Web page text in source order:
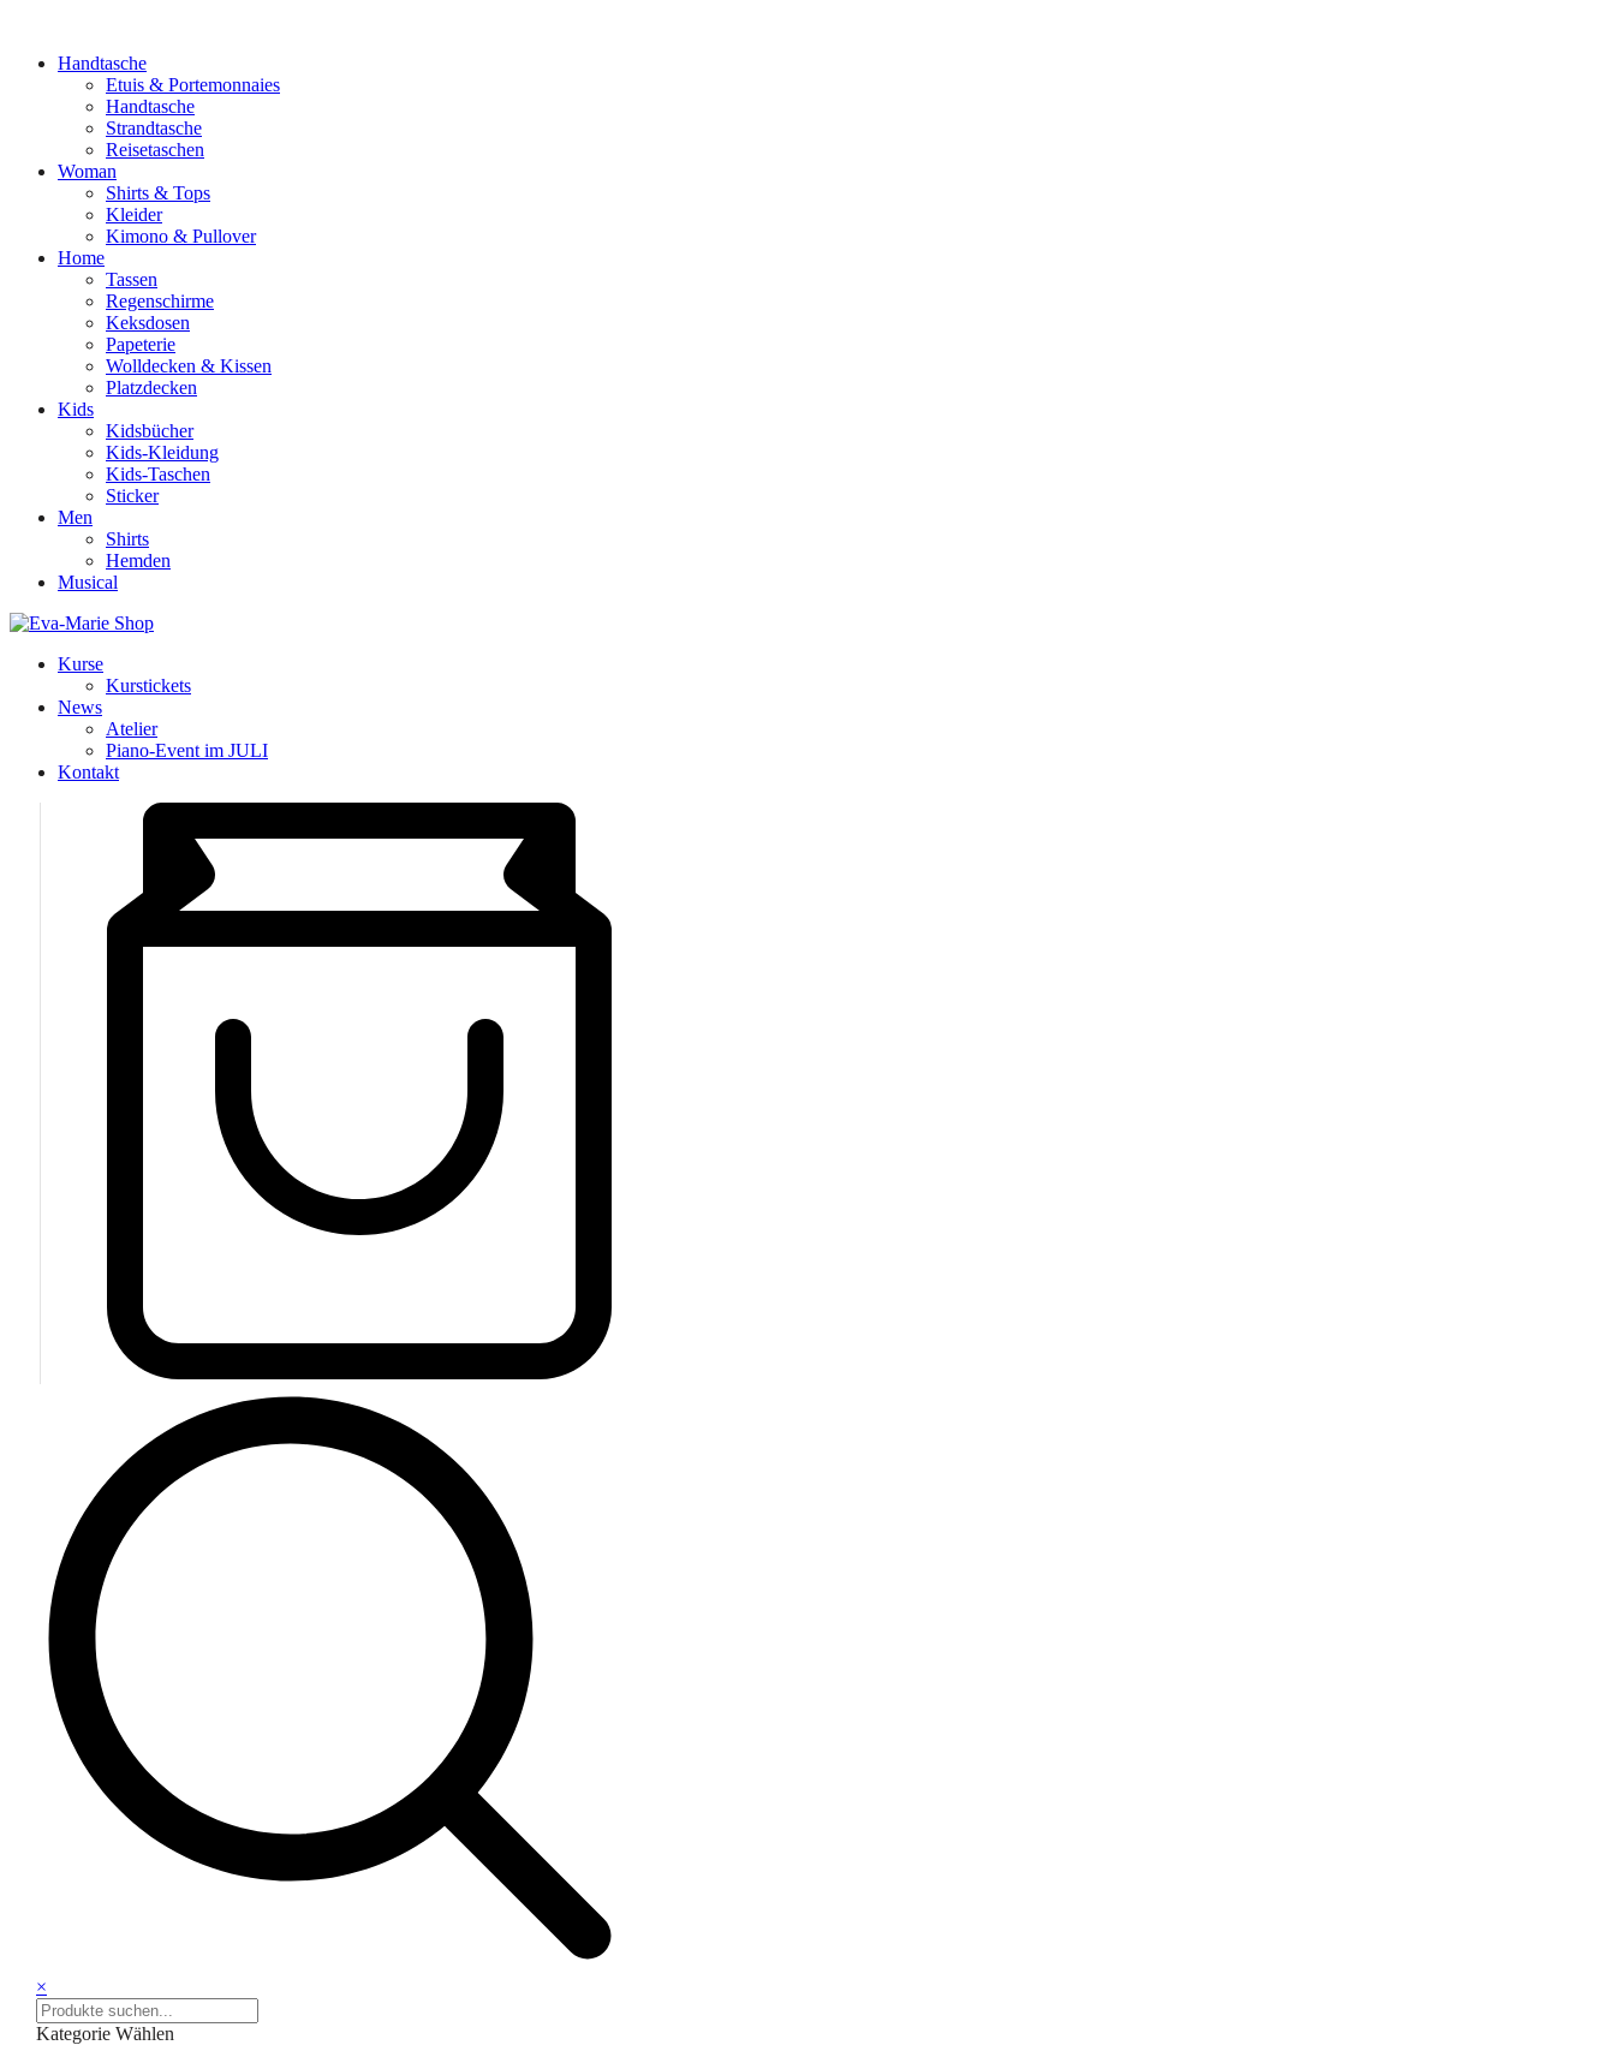
Handtasche
Etuis & Portemonnaies
Handtasche
Strandtasche
Reisetaschen
Woman
Shirts & Tops
Kleider
Kimono & Pullover
Home
Tassen
Regenschirme
Keksdosen
Papeterie
Wolldecken & Kissen
Platzdecken
Kids
Kidsbücher
Kids-Kleidung
Kids-Taschen
Sticker
Men
Shirts
Hemden
Musical
Kurse
Kurstickets
News
Atelier
Piano-Event im JULI
Kontakt
×
Kategorie Wählen